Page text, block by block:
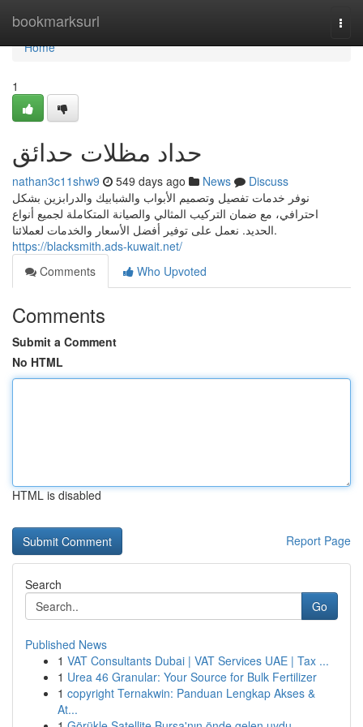
bookmarksurl
Home
Home
1
حداد مظلات حدائق
nathan3c11shw9 549 days ago News
Discuss
نوفر خدمات تفصيل وتصميم الأبواب والشبابيك والدرابزين بشكل
احترافي، مع ضمان التركيب المثالي والصيانة المتكاملة لجميع أنواع
الحديد. نعمل على توفير أفضل الأسعار والخدمات لعملائنا.
https://blacksmith.ads-kuwait.net/
Comments
Who Upvoted
Comments
Submit a Comment
No HTML
HTML is disabled
Report Page
Search
Go
Published News
1 VAT Consultants Dubai | VAT Services UAE | Tax ...
1 Urea 46 Granular: Your Source for Bulk Fertilizer
1 copyright Ternakwin: Panduan Lengkap Akses &
At...